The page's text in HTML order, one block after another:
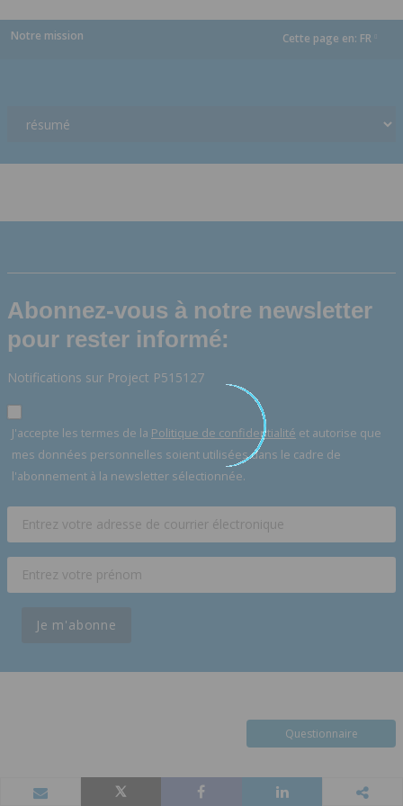
Notre mission Cette page en: FR
Abonnez-vous à notre newsletter
pour rester informé:
Notifications sur Project P515127
J'accepte les termes de la Politique de confidentialité et autorise que
mes données personnelles soient utilisées dans le cadre de
l'abonnement à la newsletter sélectionnée.
Je m'abonne
Questionnaire